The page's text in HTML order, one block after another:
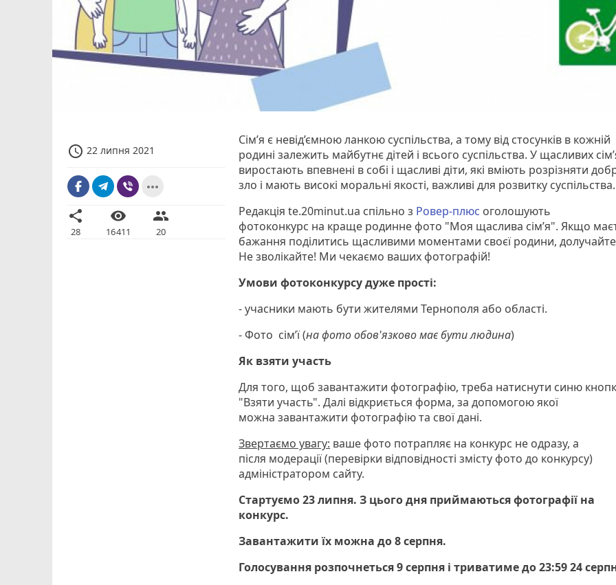
access_time 22 липня 2021
more_horiz
share
28
visibility
16411
people
20
Сім’я є невід’ємною ланкою суспільства, а тому від стосунків в кожній
родині залежить майбутнє дітей і всього суспільства. У щасливих
виростають впевнені в собі і щасливі діти, які вміють розрізняти
зло і мають високі моральні якості, важливі для розвитку суспільства.
Редакція te.20minut.ua спільно з Ровер-плюс оголошують
фотоконкурс на краще родинне фото "Моя щаслива сім’я". Якщо
бажання поділитись щасливими моментами своєї родини,
Не зволікайте! Ми чекаємо ваших фотографій!
Умови фотоконкурсу дуже прості:
- учасники мають бути жителями Тернополя або області.
- Фото сім’ї (на фото обов'язково має бути людина)
Як взяти участь
Для того, щоб завантажити фотографію, треба натиснути синю
"Взяти участь". Далі відкриється форма, за допомогою якої
можна завантажити фотографію та свої дані.
Звертаємо увагу: ваше фото потрапляє на конкурс не одразу, а
після модерації (перевірки відповідності змісту фото до конкурсу)
адміністратором сайту.
Стартуємо 23 липня. З цього дня приймаються фотографії на
конкурс.
Завантажити їх можна до 8 серпня.
Голосування розпочнеться 9 серпня і триватиме до 23:59 24